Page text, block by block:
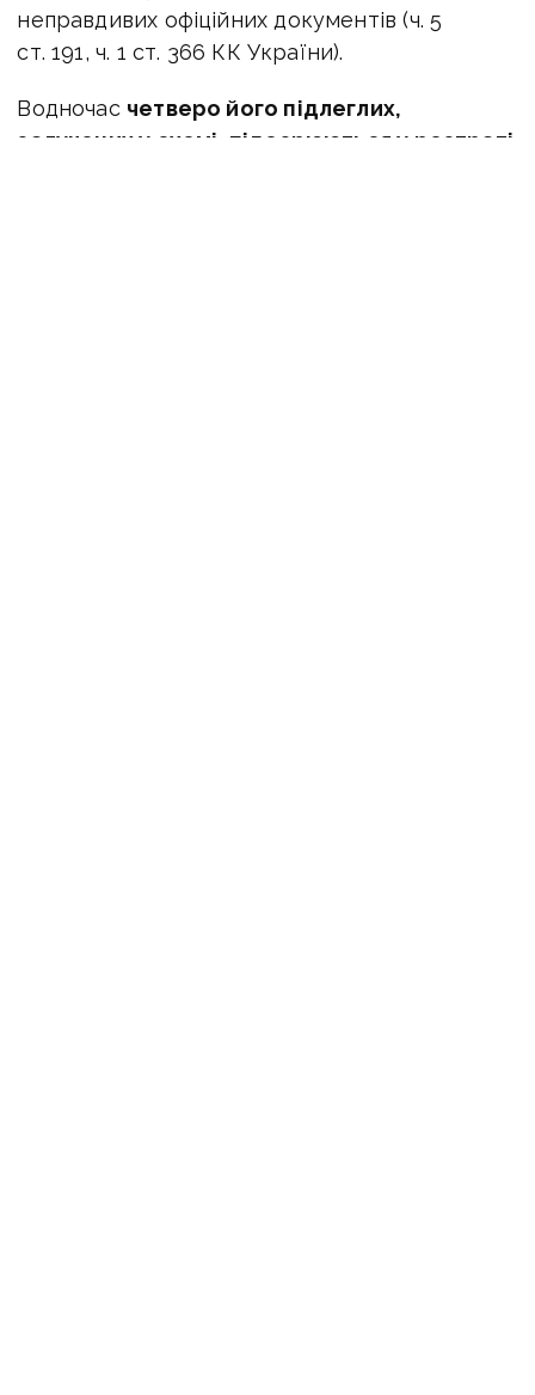
неправдивих офіційних документів (ч. 5
ст. 191, ч. 1 ст. 366 КК України).
Водночас четверо його підлеглих,
залучених у схемі, підозрюються у розтраті